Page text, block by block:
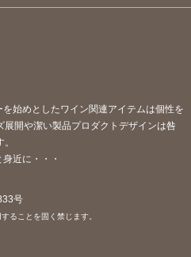
始めとしたワイン関連アイテムは個性を
開や潔い製品プロダクトデザインは咎
近に・・・
号
ることを固く禁じます。